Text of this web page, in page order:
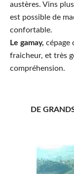
austères. Vins
est possible de
confortable.
Le gamay, cépage
fraicheur, et très
compréhension.
DE